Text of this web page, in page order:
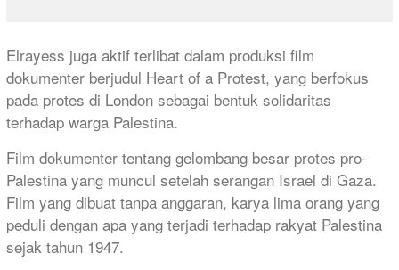
Elrayess juga aktif terlibat dalam produksi film
dokumenter berjudul Heart of a Protest, yang berfokus
pada protes di London sebagai bentuk solidaritas
terhadap warga Palestina.
Film dokumenter tentang gelombang besar protes pro-
Palestina yang muncul setelah serangan Israel di Gaza.
Film yang dibuat tanpa anggaran, karya lima orang yang
peduli dengan apa yang terjadi terhadap rakyat Palestina
sejak tahun 1947.